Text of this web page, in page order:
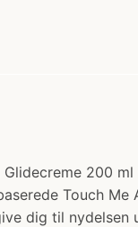
200
Touch
dig til